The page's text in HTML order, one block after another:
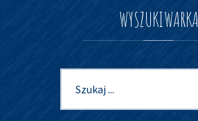
WYSZUKIWARKA
dla: